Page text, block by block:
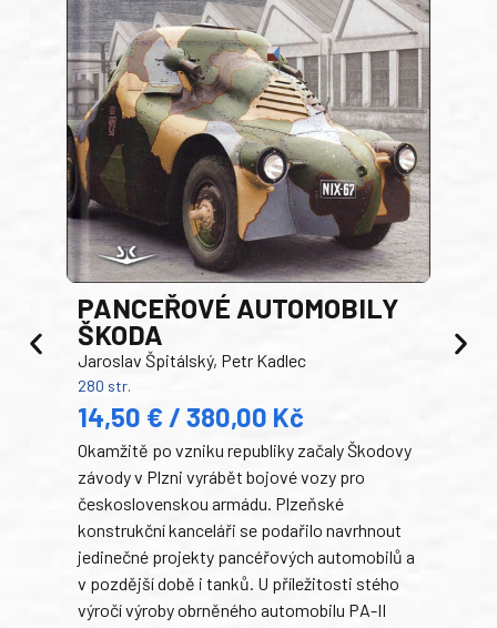
PANCEŘOVÉ AUTOMOBILY
ŠKODA
Jaroslav Špitálský, Petr Kadlec
280 str.
14,50 € / 380,00 Kč
Okamžitě po vzniku republiky začaly Škodovy
závody v Plzni vyrábět bojové vozy pro
československou armádu. Plzeňské
konstrukční kanceláři se podařilo navrhnout
jedinečné projekty pancéřových automobilů a
v pozdější době i tanků. U příležitosti stého
výročí výroby obrněného automobilu PA-II